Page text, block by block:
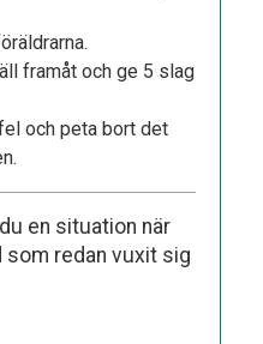
framåt och ge 5 slag
och peta bort det
en situation när
som redan vuxit sig